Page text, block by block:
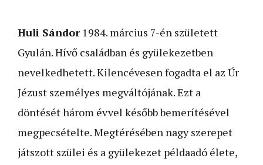
Huli Sándor1984. március 7-én született
Gyulán. Hívő család­ban és gyülekezetben
nevelkedhetett. Kilencévesen fogadta el az Úr
Jézust személyes megváltójának. Ezt a
döntését három évvel később bemerítésével
megpecsételte. Megtérésében nagy szerepet
játszott szülei és a gyülekezet példaadó élete,